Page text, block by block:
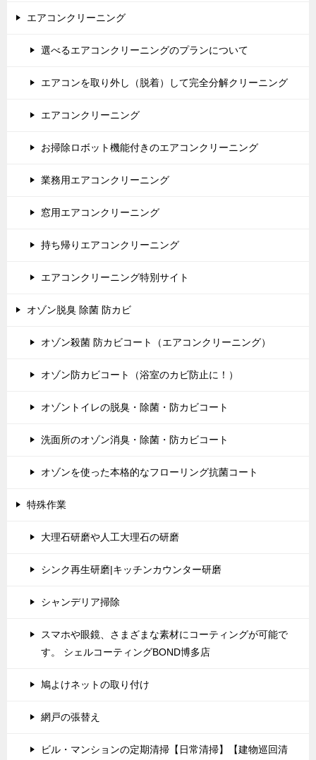
エアコンクリーニング
選べるエアコンクリーニングのプランについて
エアコンを取り外し（脱着）して完全分解クリーニング
エアコンクリーニング
お掃除ロボット機能付きのエアコンクリーニング
業務用エアコンクリーニング
窓用エアコンクリーニング
持ち帰りエアコンクリーニング
エアコンクリーニング特別サイト
オゾン脱臭 除菌 防カビ
オゾン殺菌 防カビコート（エアコンクリーニング）
オゾン防カビコート（浴室のカビ防止に！）
オゾントイレの脱臭・除菌・防カビコート
洗面所のオゾン消臭・除菌・防カビコート
オゾンを使った本格的なフローリング抗菌コート
特殊作業
大理石研磨や人工大理石の研磨
シンク再生研磨|キッチンカウンター研磨
シャンデリア掃除
スマホや眼鏡、さまざまな素材にコーティングが可能で
す。 シェルコーティングBOND博多店
鳩よけネットの取り付け
網戸の張替え
ビル・マンションの定期清掃【日常清掃】【建物巡回清